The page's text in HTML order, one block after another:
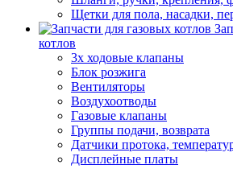
Щетки для пола, насадки,
котлов
3х ходовые клапаны
Блок розжига
Вентиляторы
Воздухоотводы
Газовые клапаны
Группы подачи, возврата
Датчики протока,
Дисплейные платы